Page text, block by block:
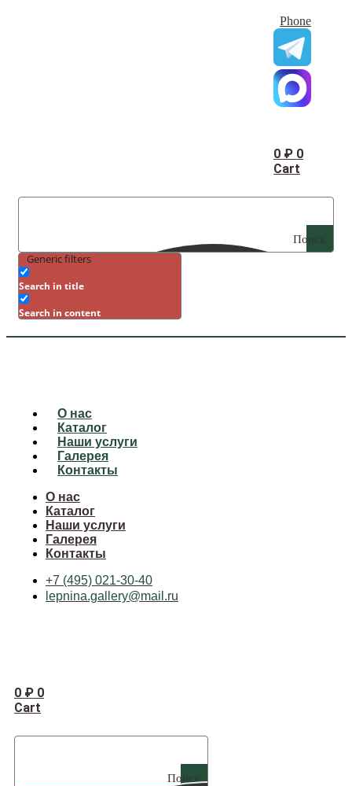
Phone
0 ₽ 0
Cart
Поиск
Generic filters
Search in title
Search in content
О нас
Каталог
Наши услуги
Галерея
Контакты
О нас
Каталог
Наши услуги
Галерея
Контакты
+7 (495) 021-30-40
lepnina.gallery@mail.ru
0 ₽ 0
Cart
Поиск